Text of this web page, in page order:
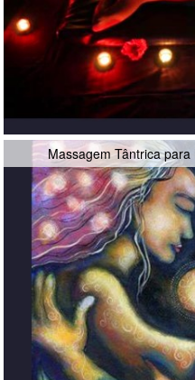
Massagem Tântrica